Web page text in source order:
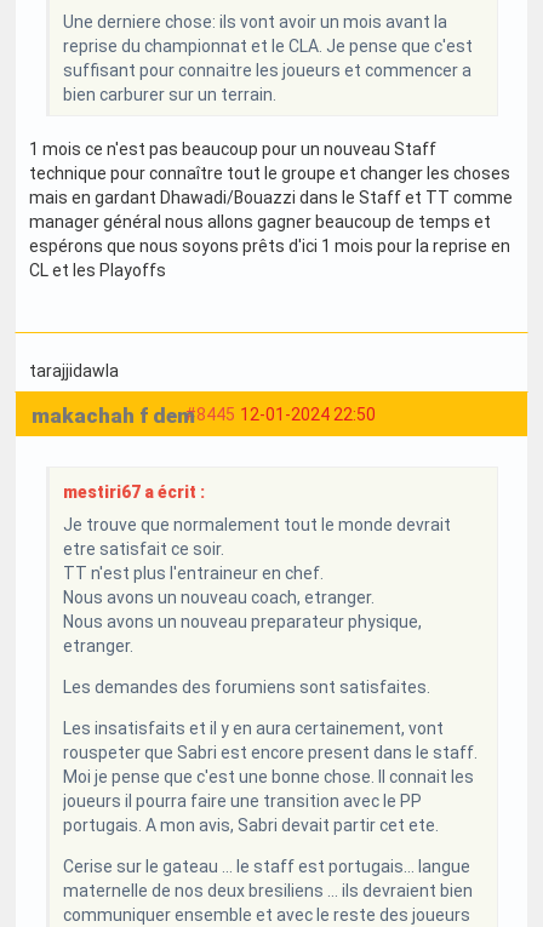
Une derniere chose: ils vont avoir un mois avant la
reprise du championnat et le CLA. Je pense que c'est
suffisant pour connaitre les joueurs et commencer a
bien carburer sur un terrain.
1 mois ce n'est pas beaucoup pour un nouveau Staff
technique pour connaître tout le groupe et changer les choses
mais en gardant Dhawadi/Bouazzi dans le Staff et TT comme
manager général nous allons gagner beaucoup de temps et
espérons que nous soyons prêts d'ici 1 mois pour la reprise en
CL et les Playoffs
tarajjidawla
#8445 12-01-2024 22:50
makachah f dem
mestiri67 a écrit :
Je trouve que normalement tout le monde devrait
etre satisfait ce soir.
TT n'est plus l'entraineur en chef.
Nous avons un nouveau coach, etranger.
Nous avons un nouveau preparateur physique,
etranger.
Les demandes des forumiens sont satisfaites.
Les insatisfaits et il y en aura certainement, vont
rouspeter que Sabri est encore present dans le staff.
Moi je pense que c'est une bonne chose. Il connait les
joueurs il pourra faire une transition avec le PP
portugais. A mon avis, Sabri devait partir cet ete.
Cerise sur le gateau ... le staff est portugais... langue
maternelle de nos deux bresiliens ... ils devraient bien
communiquer ensemble et avec le reste des joueurs